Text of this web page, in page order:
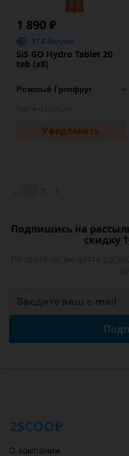
1 890 ₽
37.8 баллов
SiS GO Hydro Tablet 20
tab (х8)
Уведомить
Подпишись на
скидку
2SCOOP
О компании